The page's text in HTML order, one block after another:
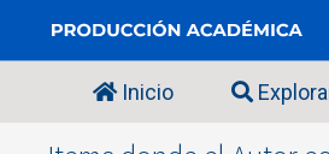
Inicio